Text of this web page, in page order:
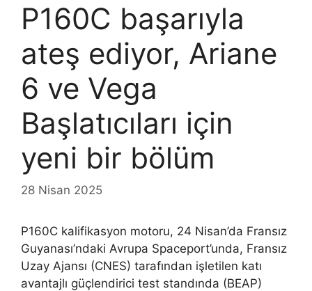
P160C başarıyla
ateş ediyor, Ariane
6 ve Vega
Başlatıcıları için
yeni bir bölüm
28 Nisan 2025
P160C kalifikasyon motoru, 24 Nisan’da Fransız
Guyanası’ndaki Avrupa Spaceport’unda, Fransız
Uzay Ajansı (CNES) tarafından işletilen katı
avantajlı güçlendirici test standında (BEAP)